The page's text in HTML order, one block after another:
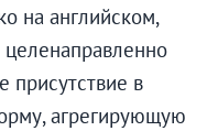
на английском,
присутствие в
агрегирующую